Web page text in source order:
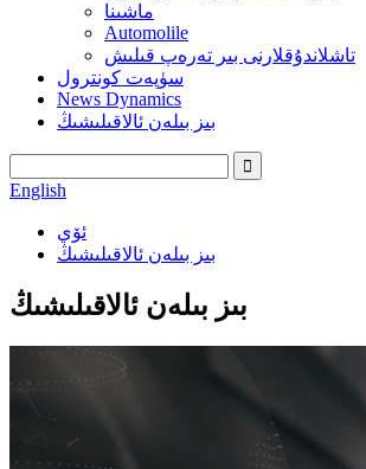
ماشىنا
Automolile
تاشلاندۇقلارنى بىر تەرەپ قىلىش
سۈپەت كونترول
News Dynamics
بىز بىلەن ئالاقىلىشىڭ
English
ئۆي
بىز بىلەن ئالاقىلىشىڭ
بىز بىلەن ئالاقىلىشىڭ